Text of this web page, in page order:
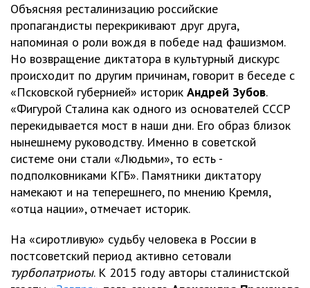
Объясняя ресталинизацию российские
пропагандисты перекрикивают друг друга,
напоминая о роли вождя в победе над фашизмом.
Но возвращение диктатора в культурный дискурс
происходит по другим причинам, говорит в беседе с
«Псковской губернией» историк Андрей Зубов.
«Фигурой Сталина как одного из основателей СССР
перекидывается мост в наши дни. Его образ близок
нынешнему руководству. Именно в советской
системе они стали «Людьми», то есть -
подполковниками КГБ». Памятники диктатору
намекают и на теперешнего, по мнению Кремля,
«отца нации», отмечает историк.
На «сиротливую» судьбу человека в России в
постсоветский период активно сетовали
турбопатриоты. К 2015 году авторы сталинистской